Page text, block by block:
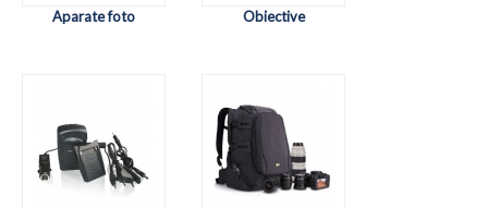
Aparate foto Obiective